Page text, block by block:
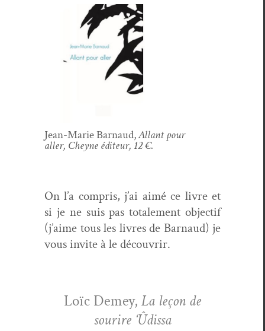
Jean-Marie Bar­naud,Allant pour
aller, Cheyne édi­teur, 12 €.
On l’a com­pris, j’ai aimé ce livre et
si je ne suis pas totale­ment objec­tif
(j’aime tous les livres de Bar­naud) je
vous invite à le découvrir.
Loïc Demey, La leçon de
sourire ‘Ûdis­sa